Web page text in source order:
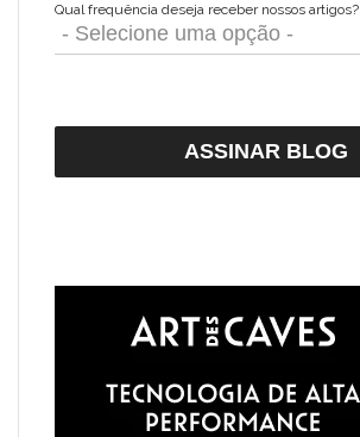
Qual frequência deseja receber nossos artigos?